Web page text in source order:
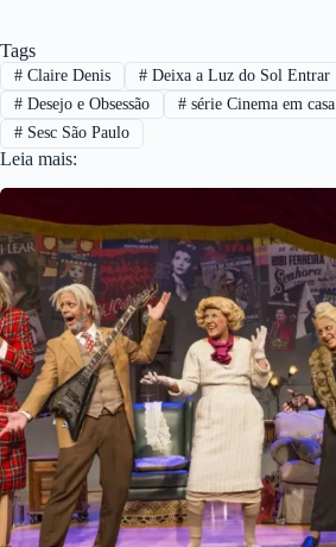
Tags
#Claire Denis #Deixa a Luz do Sol Entrar
#Desejo e Obsessão #série Cinema em casa
#Sesc São Paulo
Leia mais: